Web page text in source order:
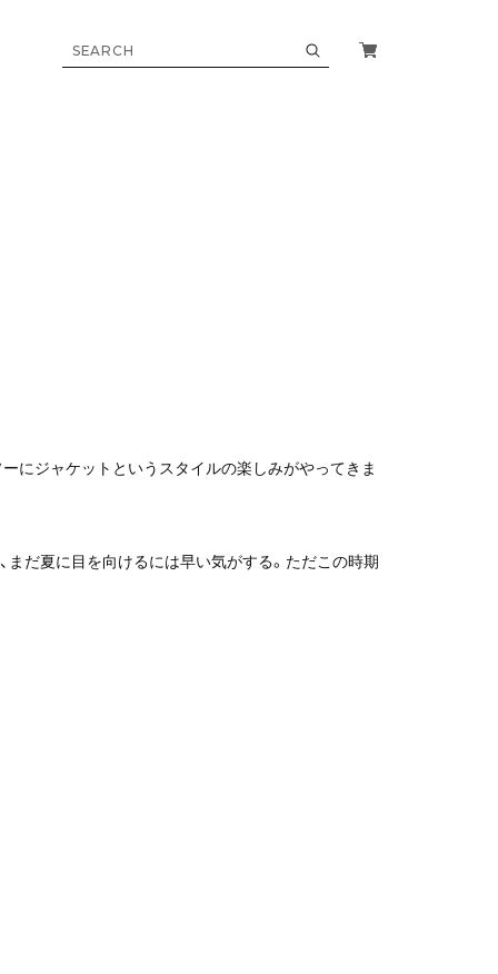
にジャケットというスタイルの楽しみがやってきま
だ夏に目を向けるには早い気がする。ただこの時期